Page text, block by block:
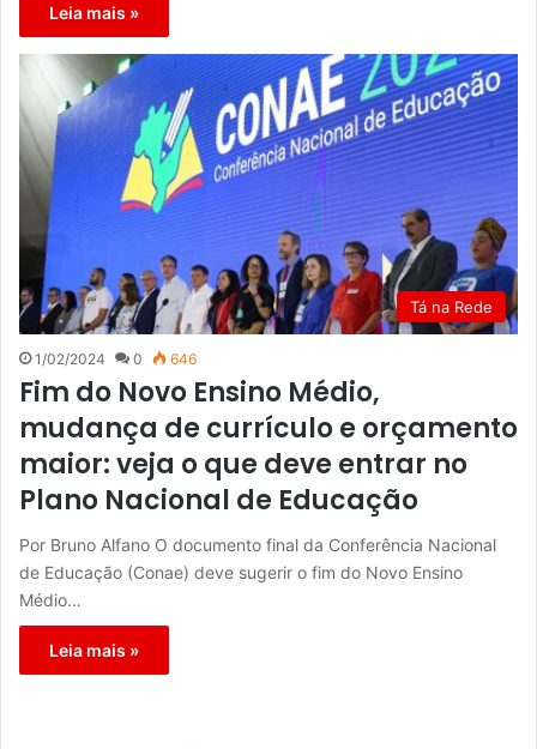
Leia mais »
Tá na Rede
1/02/2024 0 646
Fim do Novo Ensino Médio,
mudança de currículo e orçamento
maior: veja o que deve entrar no
Plano Nacional de Educação
Por Bruno Alfano O documento final da Conferência Nacional
de Educação (Conae) deve sugerir o fim do Novo Ensino
Médio…
Leia mais »